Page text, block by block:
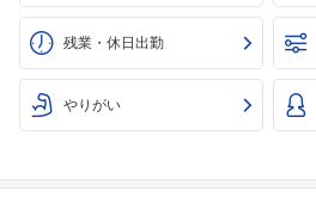
残業・休日出勤
やりがい